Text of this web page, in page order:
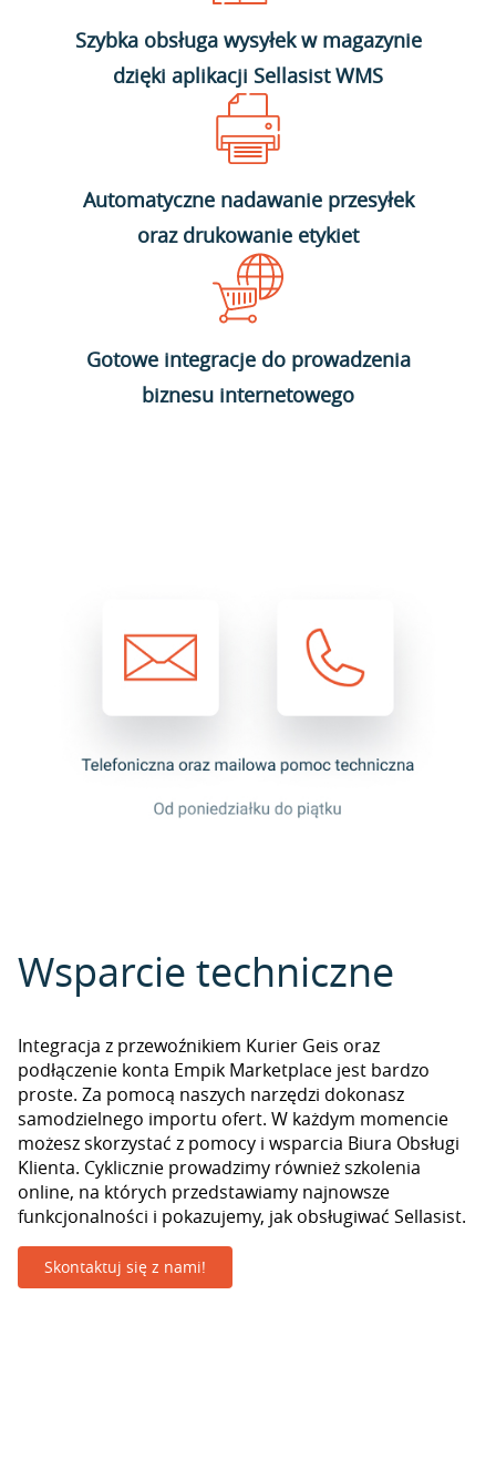
Szybka obsługa wysyłek w magazynie
dzięki aplikacji Sellasist WMS
Automatyczne nadawanie przesyłek
oraz drukowanie etykiet
Gotowe integracje do prowadzenia
biznesu internetowego
Wsparcie techniczne
Integracja z przewoźnikiem Kurier Geis oraz
podłączenie konta Empik Marketplace jest bardzo
proste. Za pomocą naszych narzędzi dokonasz
samodzielnego importu ofert. W każdym momencie
możesz skorzystać z pomocy i wsparcia Biura Obsługi
Klienta. Cyklicznie prowadzimy również szkolenia
online, na których przedstawiamy najnowsze
funkcjonalności i pokazujemy, jak obsługiwać Sellasist.
Skontaktuj się z nami!